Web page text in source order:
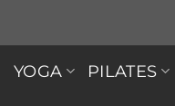
YOGA PILATES